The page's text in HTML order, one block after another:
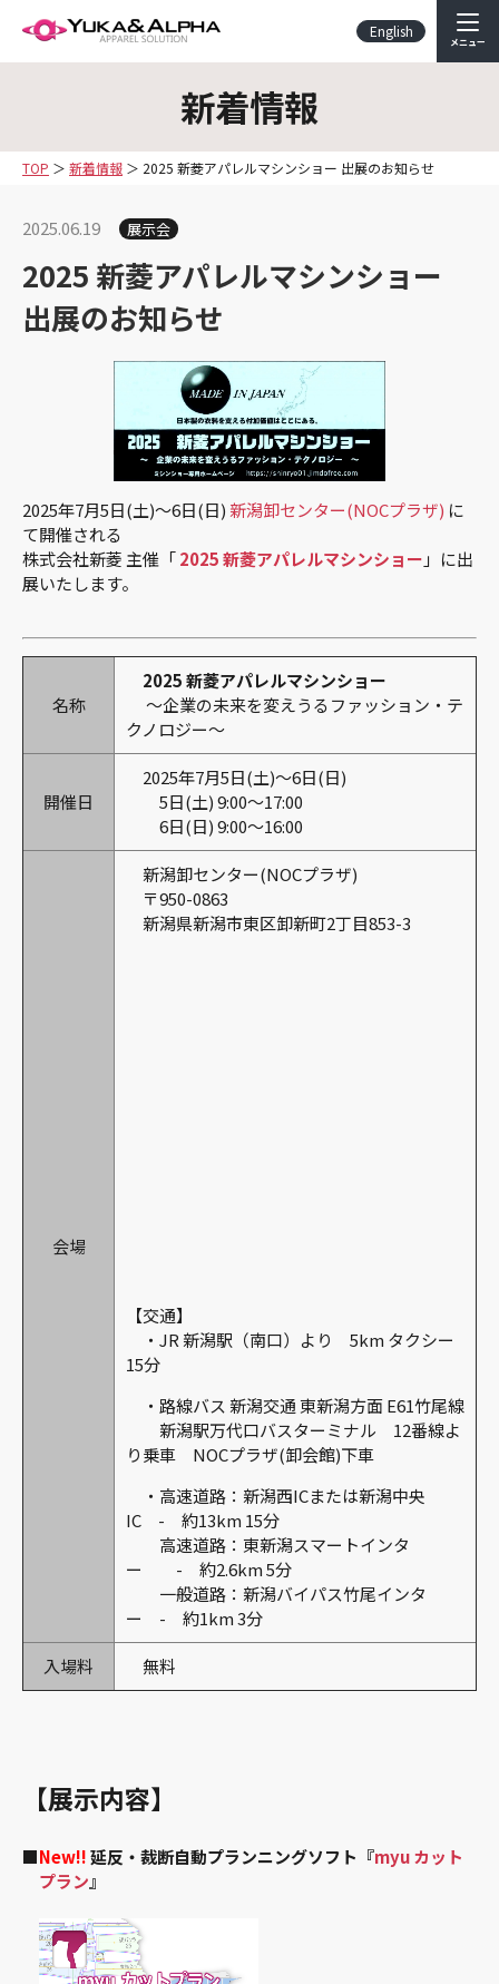
English
メニュー
新着情報
TOP 新着情報 2025 新菱アパレルマシンショー 出展のお知らせ
展示会
2025.06.19
2025 新菱アパレルマシンショー
出展のお知らせ
2025年7月5日(土)～6日(日) 新潟卸センター(NOCプラザ) に
て開催される
株式会社新菱 主催「2025 新菱アパレルマシンショー 」に出
展いたします。
名称
2025 新菱アパレルマシンショー
～企業の未来を変えうるファッション・テ
クノロジー～
開催日
2025年7月5日(土)～6日(日)
5日(土) 9:00～17:00
6日(日) 9:00～16:00
会場
新潟卸センター(NOCプラザ)
〒950-0863
新潟県新潟市東区卸新町2丁目853-3
【交通】
・JR 新潟駅（南口）より 5km タクシー
15分
・路線バス 新潟交通 東新潟方面 E61竹尾線
新潟駅万代口バスターミナル 12番線よ
り乗車 NOCプラザ(卸会館)下車
・高速道路：新潟西ICまたは新潟中央
IC - 約13km 15分
高速道路：東新潟スマートインタ
ー - 約2.6km 5分
一般道路：新潟バイパス竹尾インタ
ー - 約1km 3分
入場料 無料
【展示内容】
■New!!延反・裁断自動プランニングソフト『myu カット
プラン』